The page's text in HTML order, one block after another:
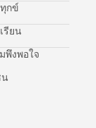
กข์
รียน
พึงพอใจ